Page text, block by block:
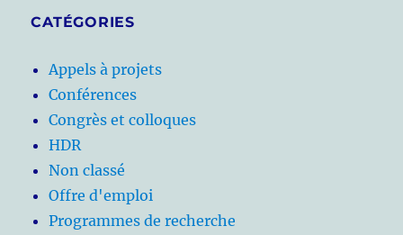
CATÉGORIES
Appels à projets
Conférences
Congrès et colloques
HDR
Non classé
Offre d'emploi
Programmes de recherche